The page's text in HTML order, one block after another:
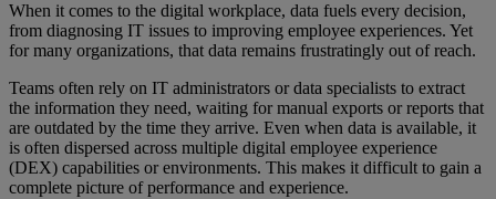
When it comes to the digital workplace, data fuels every decision,
from diagnosing IT issues to improving employee experiences. Yet
for many organizations, that data remains frustratingly out of reach.
Teams often rely on IT administrators or data specialists to extract
the information they need, waiting for manual exports or reports that
are outdated by the time they arrive. Even when data is available, it
is often dispersed across multiple digital employee experience
(DEX) capabilities or environments. This makes it difficult to gain a
complete picture of performance and experience.